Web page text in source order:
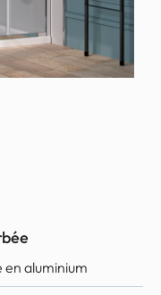
en aluminium